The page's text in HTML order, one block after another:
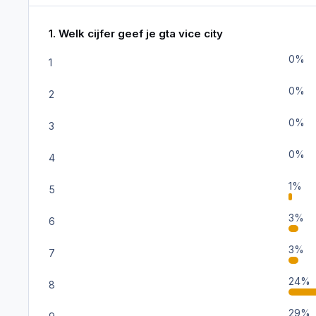
1. Welk cijfer geef je gta vice city
1 0%
2 0%
3 0%
4 0%
5 1%
6 3%
7 3%
8 24%
29%